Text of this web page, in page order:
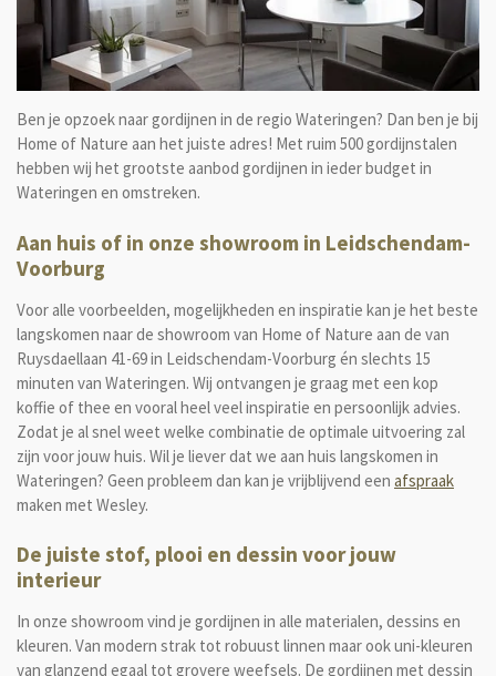
Ben je opzoek naar gordijnen in de regio Wateringen? Dan ben je bij
Home of Nature aan het juiste adres! Met ruim 500 gordijnstalen
hebben wij het grootste aanbod gordijnen in ieder budget in
Wateringen en omstreken.
Aan huis of in onze showroom in Leidschendam-
Voorburg
Voor alle voorbeelden, mogelijkheden en inspiratie kan je het beste
langskomen naar de showroom van Home of Nature aan de van
Ruysdaellaan 41-69 in Leidschendam-Voorburg én slechts 15
minuten van Wateringen. Wij ontvangen je graag met een kop
koffie of thee en vooral heel veel inspiratie en persoonlijk advies.
Zodat je al snel weet welke combinatie de optimale uitvoering zal
zijn voor jouw huis. Wil je liever dat we aan huis langskomen in
Wateringen? Geen probleem dan kan je vrijblijvend een afspraak
maken met Wesley.
De juiste stof, plooi en dessin voor jouw
interieur
In onze showroom vind je gordijnen in alle materialen, dessins en
kleuren. Van modern strak tot robuust linnen maar ook uni-kleuren
van glanzend egaal tot grovere weefsels. De gordijnen met dessin